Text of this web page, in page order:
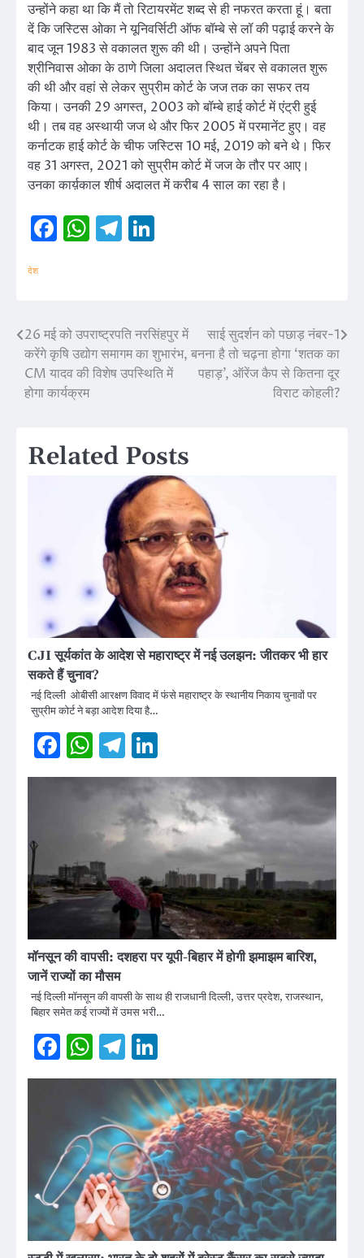
उन्होंने कहा था कि मैं तो रिटायरमेंट शब्द से ही नफरत करता हूं। बता
दें कि जस्टिस ओका ने यूनिवर्सिटी ऑफ बॉम्बे से लॉ की पढ़ाई करने के
बाद जून 1983 से वकालत शुरू की थी। उन्होंने अपने पिता
श्रीनिवास ओका के ठाणे जिला अदालत स्थित चेंबर से वकालत शुरू
की थी और वहां से लेकर सुप्रीम कोर्ट के जज तक का सफर तय
किया। उनकी 29 अगस्त, 2003 को बॉम्बे हाई कोर्ट में एंट्री हुई
थी। तब वह अस्थायी जज थे और फिर 2005 में परमानेंट हुए। वह
कर्नाटक हाई कोर्ट के चीफ जस्टिस 10 मई, 2019 को बने थे। फिर
वह 31 अगस्त, 2021 को सुप्रीम कोर्ट में जज के तौर पर आए।
उनका कार्य़काल शीर्ष अदालत में करीब 4 साल का रहा है।
Facebook
WhatsApp
Telegram
देश
Post
navigation
26 मई को उपराष्ट्रपति नरसिंहपुर में
करेंगे कृषि उद्योग समागम का शुभारंभ,
CM यादव की विशेष उपस्थिति में
होगा कार्यक्रम
साई सुदर्शन को पछाड़ नंबर-1
बनना है तो चढ़ना होगा ‘शतक का
पहाड़’, ऑरेंज कैप से कितना दूर
विराट कोहली?
Related Posts
CJI सूर्यकांत के आदेश से महाराष्ट्र में नई उलझन: जीतकर भी हार
सकते हैं चुनाव?
नई दिल्ली ओबीसी आरक्षण विवाद में फंसे महाराष्ट्र के स्थानीय निकाय चुनावों पर
सुप्रीम कोर्ट ने बड़ा आदेश दिया है…
Facebook
WhatsApp
Telegram
मॉनसून की वापसी: दशहरा पर यूपी-बिहार में होगी झमाझम बारिश,
जानें राज्यों का मौसम
नई दिल्ली मॉनसून की वापसी के साथ ही राजधानी दिल्ली, उत्तर प्रदेश, राजस्थान,
बिहार समेत कई राज्यों में उमस भरी…
Facebook
WhatsApp
Telegram